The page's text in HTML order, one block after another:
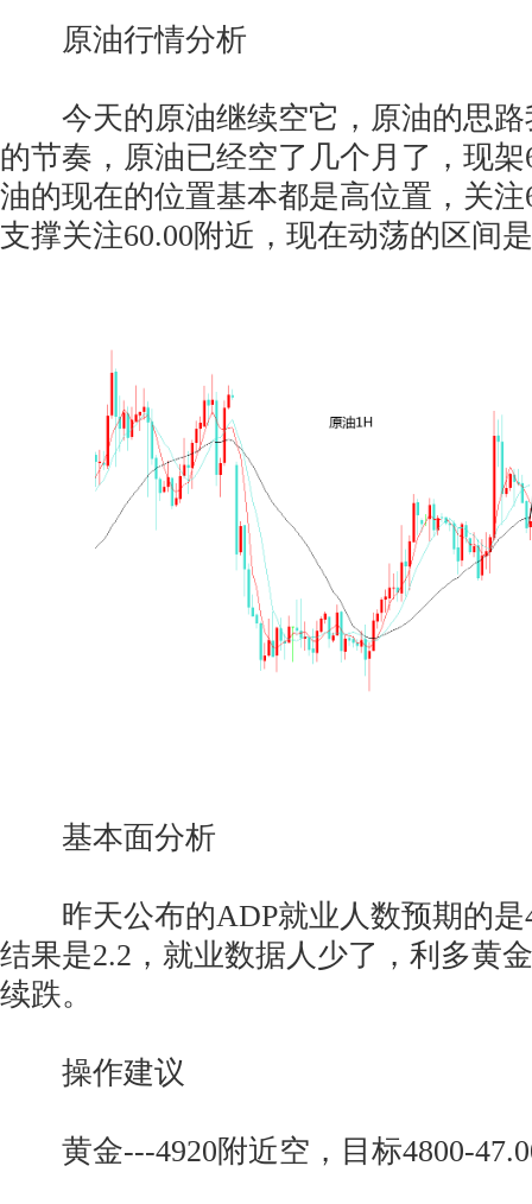
原油行情分析
今天的原油继续空它，原油的思路
的节奏，原油已经空了几个月了，现
油的现在的位置基本都是高位置，关
支撑关注60.00附近，现在动荡的区间
基本面分析
昨天公布的ADP就业人数预期的是
结果是2.2，就业数据人少了，利多黄
续跌。
操作建议
黄金---4920附近空，目标4800-